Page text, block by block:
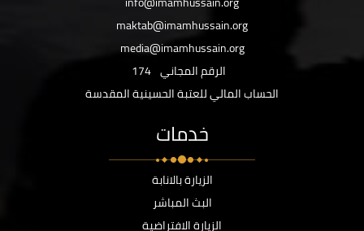
maktab@imamhussain.org
media@imamhussain.org
الرقم المجاني 174
الحساب المالي للعتبة الحسينية المقدسة
خدمات
الزيارة بالانابة
البث المباشر
الزيارة الافتراضية